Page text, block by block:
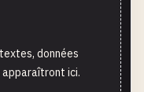
données
ici.